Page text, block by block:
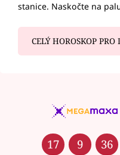
stanice. Naskočte na
CELÝ HOROSKOP PRO
17 9 36